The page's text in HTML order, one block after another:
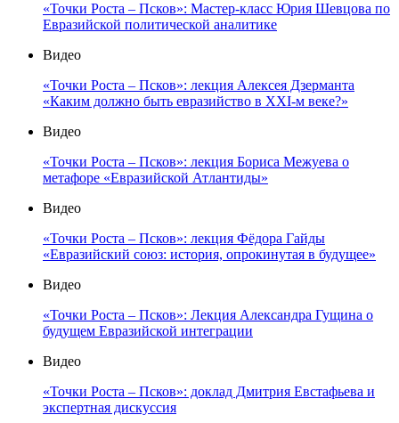
«Точки Роста – Псков»: Мастер-класс Юрия Шевцова по
Евразийской политической аналитике
Видео
«Точки Роста – Псков»: лекция Алексея Дзерманта
«Каким должно быть евразийство в XXI-м веке?»
Видео
«Точки Роста – Псков»: лекция Бориса Межуева о
метафоре «Евразийской Атлантиды»
Видео
«Точки Роста – Псков»: лекция Фёдора Гайды
«Евразийский союз: история, опрокинутая в будущее»
Видео
«Точки Роста – Псков»: Лекция Александра Гущина о
будущем Евразийской интеграции
Видео
«Точки Роста – Псков»: доклад Дмитрия Евстафьева и
экспертная дискуссия